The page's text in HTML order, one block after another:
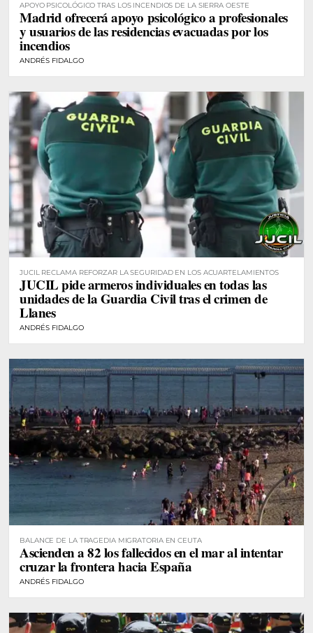
APOYO PSICOLÓGICO TRAS LOS INCENDIOS DE LA SIERRA OESTE
Madrid ofrecerá apoyo psicológico a profesionales
y usuarios de las residencias evacuadas por los
incendios
ANDRÉS FIDALGO
JUCIL RECLAMA REFORZAR LA SEGURIDAD EN LOS ACUARTELAMIENTOS
JUCIL pide armeros individuales en todas las
unidades de la Guardia Civil tras el crimen de
Llanes
ANDRÉS FIDALGO
BALANCE DE LA TRAGEDIA MIGRATORIA EN CEUTA
Ascienden a 82 los fallecidos en el mar al intentar
cruzar la frontera hacia España
ANDRÉS FIDALGO